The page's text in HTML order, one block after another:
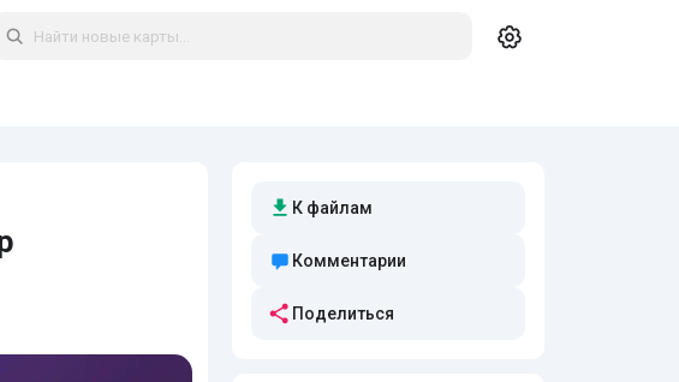
К файлам
Комментарии
Поделиться